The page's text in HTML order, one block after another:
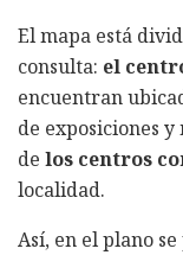
El mapa está
consulta: el
encuentran
de exposiciones y
de los centros
localidad.
Así, en el plano